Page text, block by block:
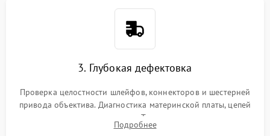
3. Глубокая дефектовка
Проверка целостности шлейфов, коннекторов и шестерней
привода объектива. Диагностика материнской платы, цепей
питания и картоприемника. Тестирование механизма
затвора и блока внутрикамерной стабилизации.
Подробнее